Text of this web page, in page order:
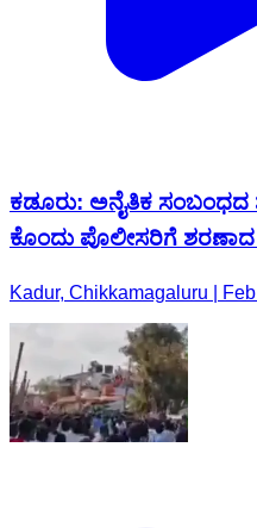
ಕಡೂರು: ಅನೈತಿಕ
ಕೊಂದು ಪೊಲೀಸರಿಗೆ
Kadur, Chikkamagaluru |